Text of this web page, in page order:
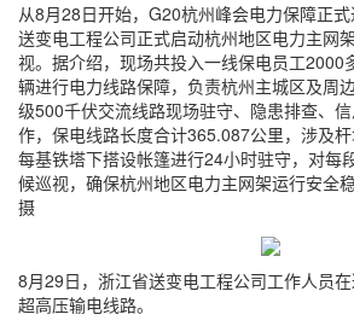
从8月28日开始，G20杭州峰会电力保障正
送变电工程公司正式启动杭州地区电力主网
视。据介绍，现场共投入一线保电员工2000
辆进行电力线路保障，负责杭州主城区及周
级500千伏交流线路现场驻守、隐患排查、
作，保电线路长度合计365.087公里，涉及
每基铁塔下搭设帐篷进行24小时驻守，对每
候巡视，确保杭州地区电力主网架运行安全
摄
8月29日，浙江省送变电工程公司工作人员
超高压输电线路。